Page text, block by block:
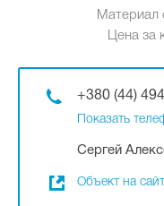
Материал
Цена за
+380 (44)
Показать
Сергей
Объект на